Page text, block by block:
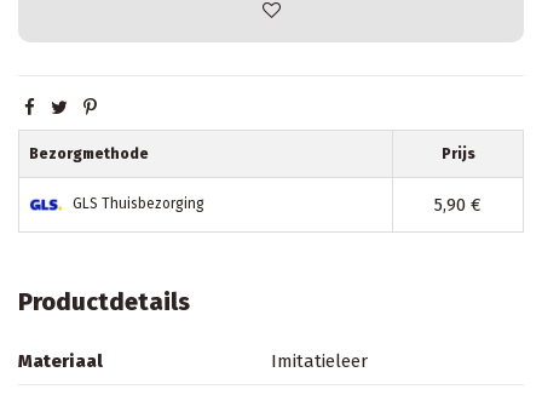
Bezorgmethode Prijs
GLS Thuisbezorging 5,90 €
Productdetails
Materiaal Imitatieleer